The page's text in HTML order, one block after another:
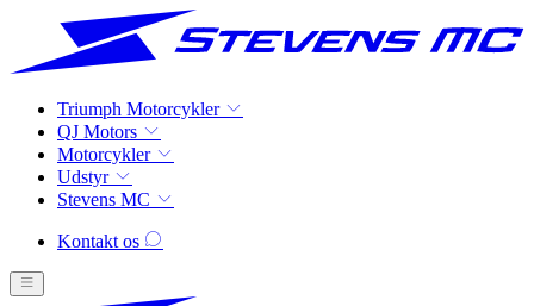
Triumph Motorcykler
QJ Motors
Motorcykler
Udstyr
Stevens MC
Kontakt os